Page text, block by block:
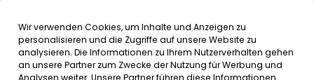
MENÜ
Wir verwenden Cookies, um Inhalte und Anzeigen zu
personalisieren und die Zugriffe auf unsere Website zu
analysieren. Die Informationen zu Ihrem Nutzerverhalten gehen
an unsere Partner zum Zwecke der Nutzung für Werbung und
Analysen weiter. Unsere Partner führen diese Informationen